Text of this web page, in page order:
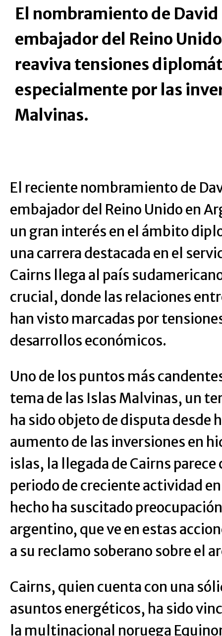
El nombramiento de David
embajador del Reino
reaviva tensiones
especialmente por las
Malvinas.
El reciente nombramiento de
embajador del Reino Unido en
un gran interés en el ámbito
una carrera destacada en el
Cairns llega al país
crucial, donde las relaciones
han visto marcadas por
desarrollos económicos.
Uno de los puntos más
tema de las Islas Malvinas, un
ha sido objeto de disputa desde
aumento de las inversiones en
islas, la llegada de Cairns
periodo de creciente actividad
hecho ha suscitado
argentino, que ve en estas
a su reclamo soberano sobre el
Cairns, quien cuenta con una
asuntos energéticos, ha sido
la multinacional noruega